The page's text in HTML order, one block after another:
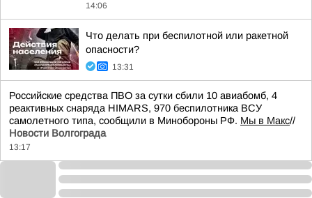
14:06
Что делать при беспилотной или ракетной
опасности?
13:31
Российские средства ПВО за сутки сбили 10 авиабомб, 4
реактивных снаряда HIMARS, 970 беспилотника ВСУ
самолетного типа, сообщили в Минобороны РФ. Мы в Макс//
Новости Волгограда
13:17